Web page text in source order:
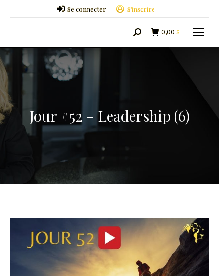
Se connecter S’inscrire
Search: 0,00 $
Jour #52 – Leadership (6)